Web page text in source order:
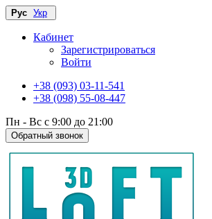
Рус Укр
Кабинет
Зарегистрироваться
Войти
+38 (093) 03-11-541
+38 (098) 55-08-447
Пн - Вс с 9:00 до 21:00
Обратный звонок